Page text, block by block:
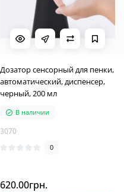
Дозатор сенсорный для пенки,
автоматический, диспенсер,
черный, 200 мл
В наличии
3070
0
620.00грн.